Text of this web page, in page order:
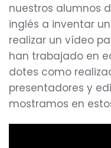
nuestros alumnos
inglés a inventar
realizar un vídeo
han trabajado en
dotes como
presentadores y
mostramos en